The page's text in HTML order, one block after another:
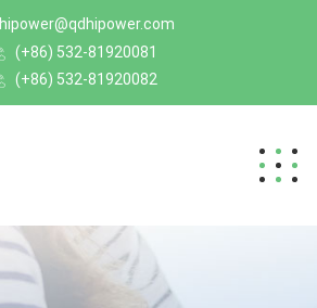
hipower@qdhipower.com
(+86) 532-81920081
(+86) 532-81920082